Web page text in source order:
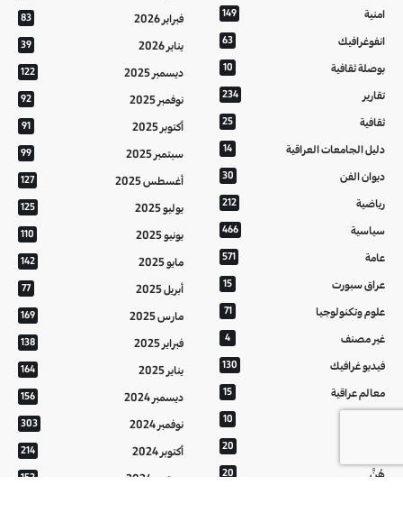
امنية 149
انفوغرافيك 63
بوصلة ثقافية 10
تقارير 234
ثقافية 25
دليل الجامعات العراقية 14
ديوان الفن 30
رياضية 212
سياسية 466
عامة 571
عراق سبورت 15
علوم وتكنولوجيا 71
غير مصنف 4
فيديو غرافيك 130
معالم عراقية 15
10
20
هُنَّ 20
فبراير 2026 83
يناير 2026 39
ديسمبر 2025 122
نوفمبر 2025 92
أكتوبر 2025 91
سبتمبر 2025 99
أغسطس 2025 127
يوليو 2025 125
يونيو 2025 110
مايو 2025 142
أبريل 2025 77
مارس 2025 169
فبراير 2025 138
يناير 2025 164
ديسمبر 2024 156
نوفمبر 2024 303
أكتوبر 2024 214
سبتمبر 2024 152